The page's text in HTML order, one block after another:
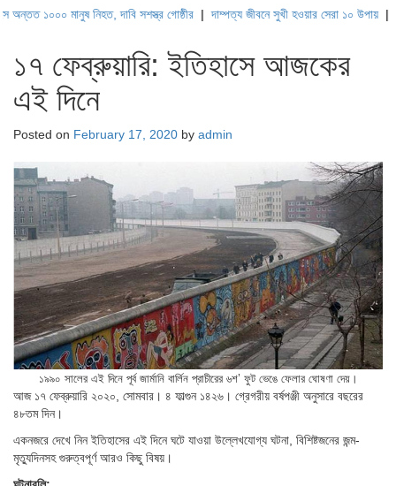
মানুষ নিহত, দাবি সশস্ত্র গোষ্ঠীর |দাম্পত্য জীবনে সুখী হওয়ার সেরা ১০ উপায়| যশোরে সাপে
১৭ ফেব্রুয়ারি: ইতিহাসে আজকের
এই দিনে
Posted on February 17, 2020 by admin
১৯৯০ সালের এই দিনে পূর্ব জার্মানি বার্লিন প্রাচীরের ৬শ’ ফুট ভেঙে ফেলার ঘোষণা দেয়।
আজ ১৭ ফেব্রুয়ারি ২০২০, সোমবার। ৪ ফাল্গুন ১৪২৬। গ্রেগরীয় বর্ষপঞ্জী অনুসারে বছরের
৪৮তম দিন।
একনজরে দেখে নিন ইতিহাসের এই দিনে ঘটে যাওয়া উল্লেখযোগ্য ঘটনা, বিশিষ্টজনের জন্ম-
মৃত্যুদিনসহ গুরুত্বপূর্ণ আরও কিছু বিষয়।